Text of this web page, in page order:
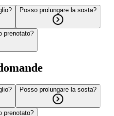
Posso prolungare la sosta?
prenotato?
Posso prolungare la sosta?
prenotato?